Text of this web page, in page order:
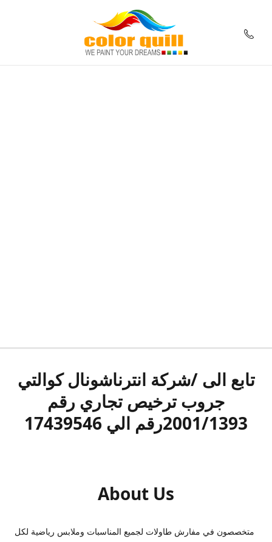
تابع الى /شركة انترناشونال كوالتي
جروب ترخيص تجاري رقم
2001/1393رقم الي 17439546
About Us
متخصصون في مفارش طاولات لجميع المناسبات وملابس رياضية لكل